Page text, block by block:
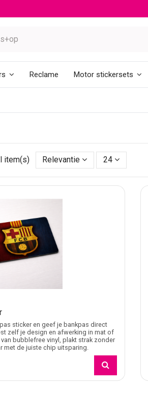
Reclame Motor stickersets
item(s) Relevantie 24
sticker en geef je bankpas direct
zelf je design en afwerking in mat of
bubblefree vinyl, plakt strak zonder
met de juiste chip uitsparing.